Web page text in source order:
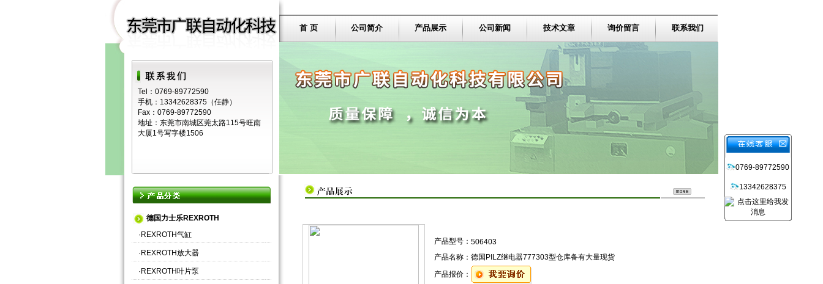
Tel：0769-89772590
手机：13342628375（任静）
Fax：0769-89772590
地址：东莞市南城区莞太路115号旺南
大厦1号写字楼1506
首 页 公司简介 产品展示 公司新闻 技术文章 询价留言 联系我们
德国力士乐REXROTH
· REXROTH气缸
· REXROTH放大器
· REXROTH叶片泵
产品型号： 506403
产品名称： 德国PILZ继电器777303型仓库备有大量现货
产品报价：
0769-89772590
13342628375